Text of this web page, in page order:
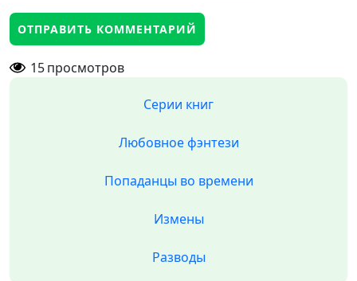
15просмотров
Серии книг
Любовное фэнтези
Попаданцы во времени
Измены
Разводы